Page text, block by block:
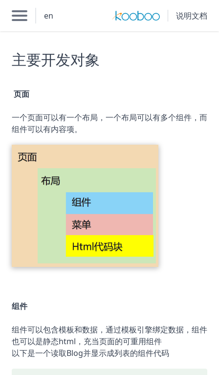
en 说明文档
主要开发对象
页面
一个页面可以有一个布局，一个布局可以有多个组件，而
组件可以有内容项。
组件
组件可以包含模板和数据，通过模板引擎绑定数据，组件
也可以是静态html，充当页面的可重用组件
以下是一个读取Blog并显示成列表的组件代码